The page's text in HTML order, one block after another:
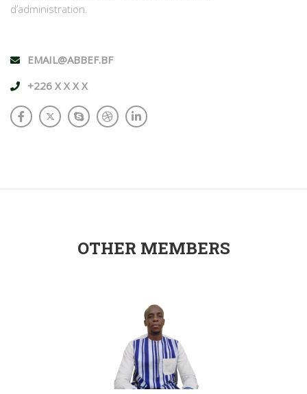
d’administration.
EMAIL@ABBEF.BF
+226 X X X X
OTHER MEMBERS